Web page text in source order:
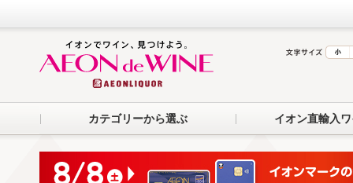
カテゴリーから選ぶ イオン直輸入